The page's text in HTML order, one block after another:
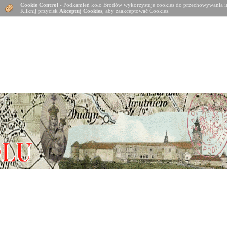
Cookie Control - Podkamień koło Brodów wykorzystuje cookies do
Kliknij przycisk Akceptuj Cookies , aby zaakceptować Cookies.